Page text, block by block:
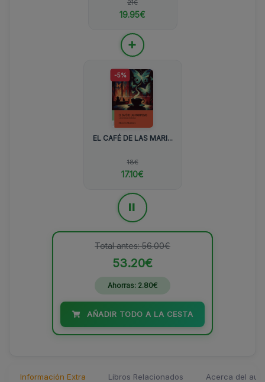
21€
19.95€
+
-5%
EL CAFÉ DE LAS MARI...
18€
17.10€
Total antes: 56.00€
53.20€
Ahorras: 2.80€
AÑADIR TODO A LA CESTA
Información Extra Libros Relacionados Acerca del